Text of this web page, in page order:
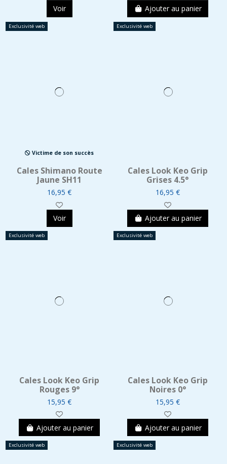
Voir Ajouter au panier
Exclusivité web
Victime de son succès
Cales Shimano Route
Jaune SH11
16,95 €
Voir
Exclusivité web
Cales Look Keo Grip
Grises 4.5°
16,95 €
Ajouter au panier
Exclusivité web
Cales Look Keo Grip
Rouges 9°
15,95 €
Ajouter au panier
Exclusivité web
Cales Look Keo Grip
Noires 0°
15,95 €
Ajouter au panier
Exclusivité web Exclusivité web